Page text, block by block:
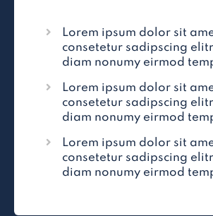
Lorem ipsum dolor sit
consetetur sadipscing
diam nonumy eirmod
Lorem ipsum dolor sit
consetetur sadipscing
diam nonumy eirmod
Lorem ipsum dolor sit
consetetur sadipscing
diam nonumy eirmod